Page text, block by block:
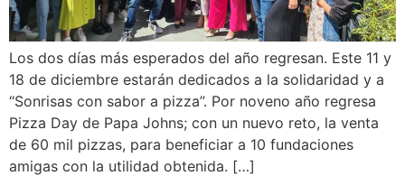
Los dos días más esperados del año regresan. Este 11 y
18 de diciembre estarán dedicados a la solidaridad y a
“Sonrisas con sabor a pizza”. Por noveno año regresa
Pizza Day de Papa Johns; con un nuevo reto, la venta
de 60 mil pizzas, para beneficiar a 10 fundaciones
amigas con la utilidad obtenida. […]